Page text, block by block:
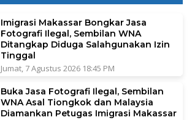
Imigrasi Makassar Bongkar Jasa
Fotografi Ilegal, Sembilan WNA
Ditangkap Diduga Salahgunakan Izin
Tinggal
Jumat, 7 Agustus 2026 18:45 PM
Buka Jasa Fotografi Ilegal, Sembilan
WNA Asal Tiongkok dan Malaysia
Diamankan Petugas Imigrasi Makassar